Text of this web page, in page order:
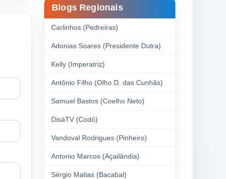
Blogs Regionais
Carlinhos (Pedreiras)
Adonias Soares (Presidente Dutra)
Kelly (Imperatriz)
Antônio Filho (Olho D. das Cunhãs)
Samuel Bastos (Coelho Neto)
DisáTV (Codó)
Vandoval Rodrigues (Pinheiro)
Antonio Marcos (Açailândia)
Sérgio Matias (Bacabal)